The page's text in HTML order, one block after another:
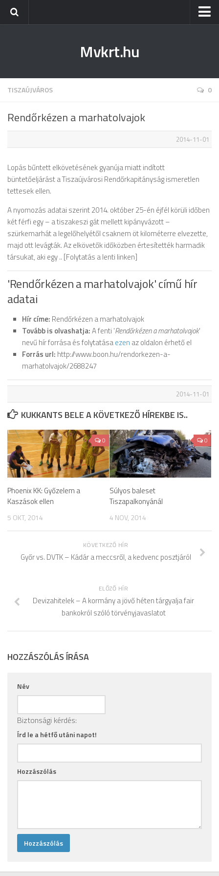
Tiszaújváros
Kazincbarcika
Mvkrt.hu
TISZAÚJVÁROS 0
Rendőrkézen a marhatolvajok
2014-11-01
Lopás bűntett elkövetésének gyanúja miatt indított
büntetőeljárást a Tiszaújvárosi Rendőrkapitányság ismeretlen
tettesek ellen.
A nyomozás adatai szerint 2014. október 25-én éjfél körüli időben
két férfi egy – a tiszakeszi gát mellett kipányvázott –
szürkemarhát a legelőhelyétől csaknem öt kilométerre elvezette,
majd ott levágták. Az elkövetők időközben értesítették harmadik
társukat, aki egy .. [Folytatás a lenti linken]
'Rendőrkézen a marhatolvajok' című hír
adatai
Hír címe: Rendőrkézen a marhatolvajok
Tovább is olvashatja:A fenti 'Rendőrkézen a marhatolvajok'
nevű hír forrása és folytatásaezen az oldalon érhető el
Forrás url: http://www.boon.hu/rendorkezen-a-
marhatolvajok/2688247
2014-11-01
KUKKANTS BELE A KÖVETKEZŐ HÍREKBE IS..
0
Phoenix KK: Győzelem a
Kaszások ellen
5 OKT, 2014
0
Súlyos baleset
Tiszapalkonyánál
4 NOV, 2014
KÖVETKEZŐ HÍR
Győr vs. DVTK – Kádár a meccsről, a kedvenc posztjáról
ELŐZŐ HÍR
Devizahitelek – A kormány a jövő héten tárgyalja fair
bankokról szóló törvényjavaslatot
HOZZÁSZÓLÁS ÍRÁSA
Név
Biztonsági kérdés:
Írd le a hétfő utáni napot!
Hozzászólás